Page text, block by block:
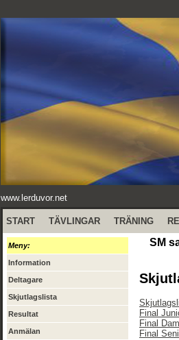
www.lerduvor.net
START TÄVLINGAR TRÄNING
Meny:
Information
Deltagare
Skjutlagslista
Resultat
Anmälan
SM
Final
Final Dam
Final